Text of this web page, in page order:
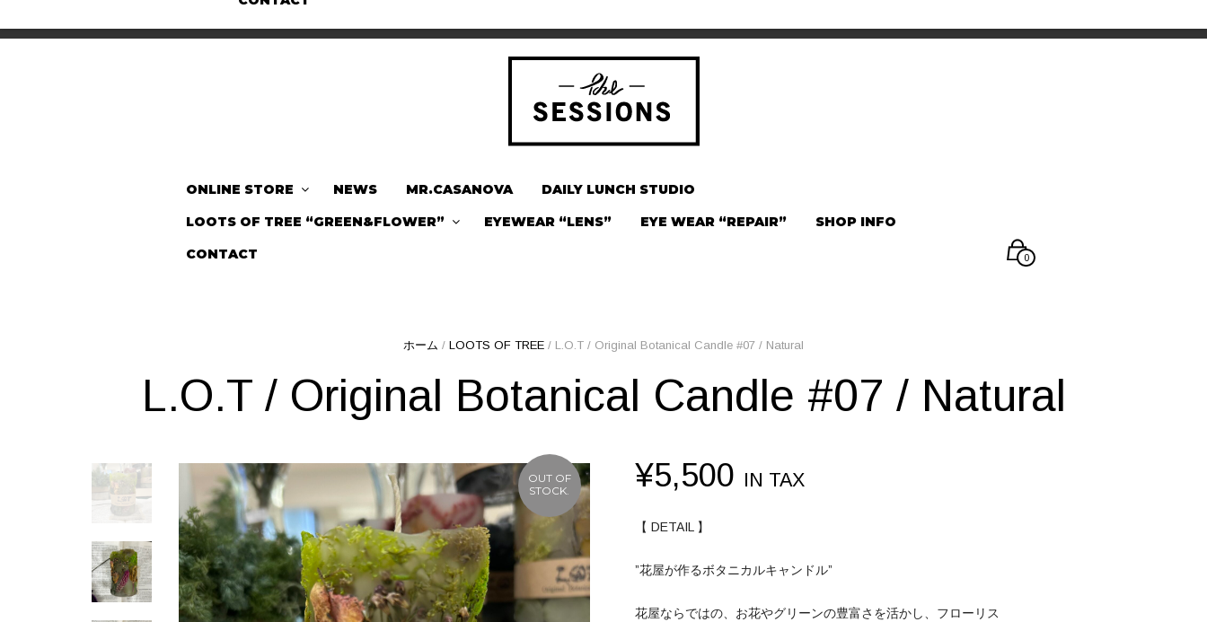
ONLINE STORE NEWS MR.CASANOVA
DAILY LUNCH STUDIO
LOOTS OF TREE “GREEN&FLOWER”
EYEWEAR “LENS” EYE WEAR “REPAIR”
SHOP INFO
CONTACT
0
ホーム / LOOTS OF TREE / L.O.T / Original Botanical Candle #07 / Natural
L.O.T / Original Botanical Candle #07 / Natural
OUT OF
STOCK.
¥5,500 IN TAX
【 DETAIL 】
”花屋が作るボタニカルキャンドル”
花屋ならではの、 お花やグリーンの豊富さを活かし、 フローリス